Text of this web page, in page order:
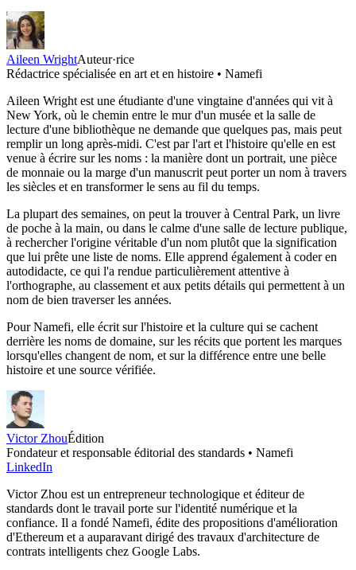
Aileen WrightAuteur·rice
Rédactrice spécialisée en art et en histoire • Namefi
Aileen Wright est une étudiante d'une vingtaine d'années qui vit à
New York, où le chemin entre le mur d'un musée et la salle de
lecture d'une bibliothèque ne demande que quelques pas, mais peut
remplir un long après-midi. C'est par l'art et l'histoire qu'elle en est
venue à écrire sur les noms : la manière dont un portrait, une pièce
de monnaie ou la marge d'un manuscrit peut porter un nom à travers
les siècles et en transformer le sens au fil du temps.
La plupart des semaines, on peut la trouver à Central Park, un livre
de poche à la main, ou dans le calme d'une salle de lecture publique,
à rechercher l'origine véritable d'un nom plutôt que la signification
que lui prête une liste de noms. Elle apprend également à coder en
autodidacte, ce qui l'a rendue particulièrement attentive à
l'orthographe, au classement et aux petits détails qui permettent à un
nom de bien traverser les années.
Pour Namefi, elle écrit sur l'histoire et la culture qui se cachent
derrière les noms de domaine, sur les récits que portent les marques
lorsqu'elles changent de nom, et sur la différence entre une belle
histoire et une source vérifiée.
Victor ZhouÉdition
Fondateur et responsable éditorial des standards • Namefi
LinkedIn
Victor Zhou est un entrepreneur technologique et éditeur de
standards dont le travail porte sur l'identité numérique et la
confiance. Il a fondé Namefi, édite des propositions d'amélioration
d'Ethereum et a auparavant dirigé des travaux d'architecture de
contrats intelligents chez Google Labs.